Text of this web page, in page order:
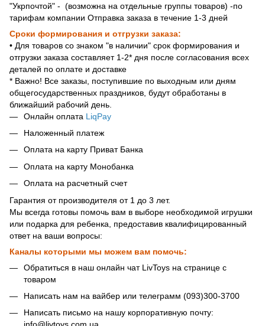
"Укрпочтой" - (возможна на отдельные группы товаров) -по
тарифам компании Отправка заказа в течение 1-3 дней
Сроки формирования и отгрузки заказа:
• Для товаров со знаком "в наличии" срок формирования и
отгрузки заказа составляет 1-2* дня после согласования всех
деталей по оплате и доставке
* Важно! Все заказы, поступившие по выходным или дням
общегосударственных праздников, будут обработаны в
ближайший рабочий день.
Онлайн оплата LiqPay
Наложенный платеж
Оплата на карту Приват Банка
Оплата на карту Монобанка
Оплата на расчетный счет
Гарантия от производителя от 1 до 3 лет.
Мы всегда готовы помочь вам в выборе необходимой игрушки
или подарка для ребенка, предоставив квалифицированный
ответ на ваши вопросы:
Каналы которыми мы можем вам помочь:
Обратиться в наш онлайн чат LivToys на странице с
товаром
Написать нам на вайбер или телеграмм (093)300-3700
Написать письмо на нашу корпоративную почту: